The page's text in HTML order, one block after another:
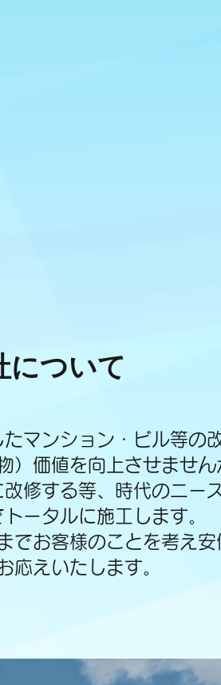
について
マンション・ビル等の
）価値を向上させません
修する等、時代のニー
ータルに施工します。
でお客様のことを考え
応えいたします。